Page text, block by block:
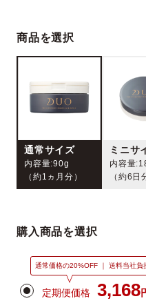
ベストコスメ受賞履歴
商品を選択
通常サイズ
内容量:90g
（約1ヵ月分）
ミニサ
内容量
（約6日
購入商品を選択
定期便価格 3,168
通常価格の20%OFF ｜ 送料当社負